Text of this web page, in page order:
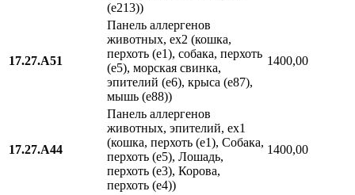
(е213))
17.27.A51
Панель аллергенов
животных, ex2 (кошка,
перхоть (e1), собака, перхоть
(e5), морская свинка,
эпителий (e6), крыса (e87),
мышь (e88))
1400,00
17.27.A44
Панель аллергенов
животных, эпителий, ex1
(кошка, перхоть (e1), Собака,
перхоть (e5), Лошадь,
перхоть (e3), Корова,
перхоть (e4))
1400,00